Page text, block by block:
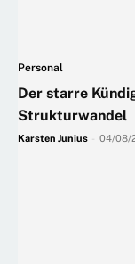
Personal
Der starre
Strukturwandel
Karsten Junius 04/08/